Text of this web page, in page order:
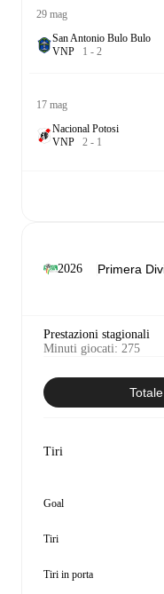
29 mag
San Antonio Bulo Bulo
VNP 1 - 2
17 mag
Nacional Potosi
VNP 2 - 1
2026
Prestazioni stagionali
Minuti giocati: 275
Totale
Tiri
Goal
Tiri
Tiri in porta